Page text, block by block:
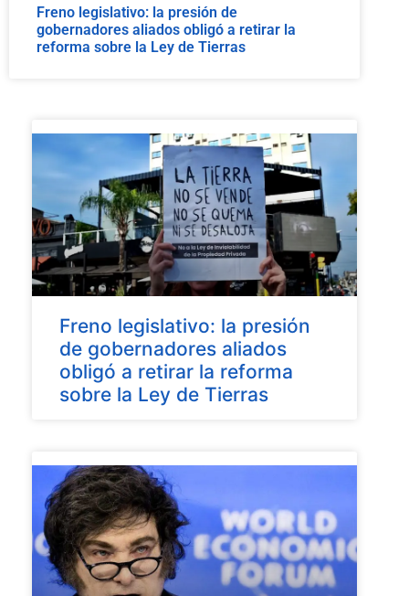
Freno legislativo: la presión de
gobernadores aliados obligó a retirar la
reforma sobre la Ley de Tierras
Freno legislativo: la presión
de gobernadores aliados
obligó a retirar la reforma
sobre la Ley de Tierras